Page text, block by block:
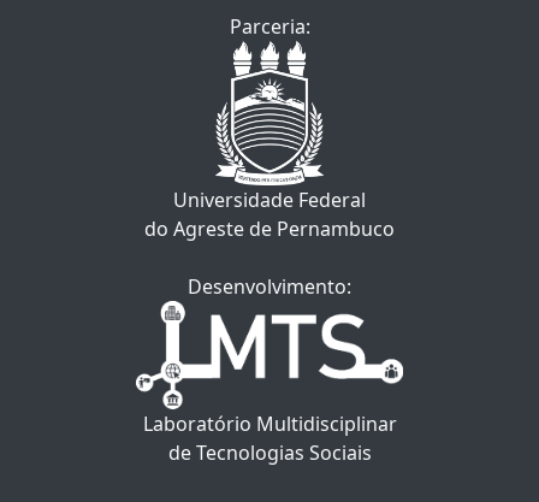
Parceria:
Universidade Federal
do Agreste de Pernambuco
Desenvolvimento:
Laboratório Multidisciplinar
de Tecnologias Sociais